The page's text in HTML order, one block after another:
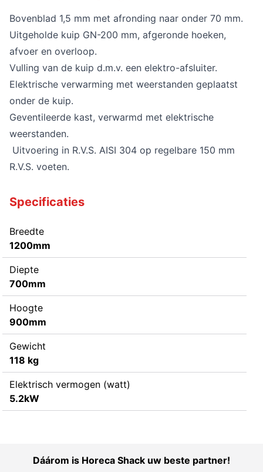
Bovenblad 1,5 mm met afronding naar onder 70 mm.
Uitgeholde kuip GN-200 mm, afgeronde hoeken,
afvoer en overloop.
Vulling van de kuip d.m.v. een elektro-afsluiter.
Elektrische verwarming met weerstanden geplaatst
onder de kuip.
Geventileerde kast, verwarmd met elektrische
weerstanden.
Uitvoering in R.V.S. AISI 304 op regelbare 150 mm
R.V.S. voeten.
Specificaties
Breedte
1200mm
Diepte
700mm
Hoogte
900mm
Gewicht
118 kg
Elektrisch vermogen (watt)
5.2kW
Dáárom is Horeca Shack uw beste partner!